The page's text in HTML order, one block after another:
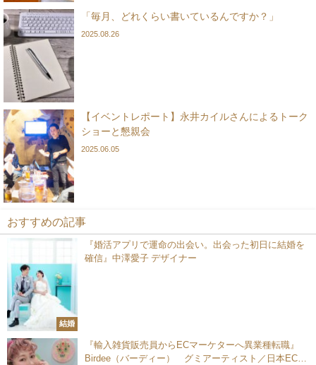
「毎月、どれくらい書いているんですか？」
2025.08.26
【イベントレポート】永井カイルさんによるトーク
ショーと懇親会
2025.06.05
おすすめの記事
結婚
『婚活アプリで運命の出会い。出会った初日に結婚を
確信』中澤愛子 デザイナー
『輸入雑貨販売員からECマーケターへ異業種転職』
Birdee（バーディー） グミアーティスト／日本ECサ